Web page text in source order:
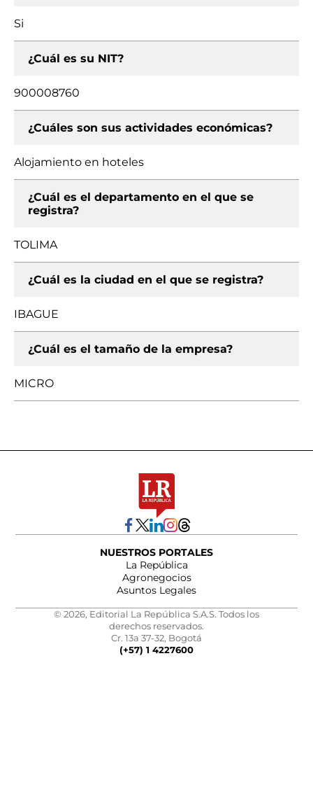
Si
¿Cuál es su NIT?
900008760
¿Cuáles son sus actividades económicas?
Alojamiento en hoteles
¿Cuál es el departamento en el que se
registra?
TOLIMA
¿Cuál es la ciudad en el que se registra?
IBAGUE
¿Cuál es el tamaño de la empresa?
MICRO
NUESTROS PORTALES
La República
Agronegocios
Asuntos Legales
© 2026, Editorial La República S.A.S. Todos los
derechos reservados.
Cr. 13a 37-32, Bogotá
(+57) 1 4227600